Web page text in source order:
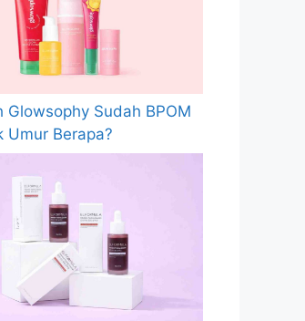
Glowsophy Sudah BPOM
Umur Berapa?